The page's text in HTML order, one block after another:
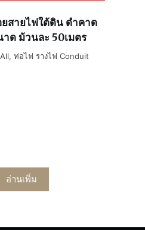
สายไฟใต้ดิน ดำคาด
ด ม้วนละ 50เมตร
,ท่อไฟ รางไฟ Conduit
อ่านเพิ่ม